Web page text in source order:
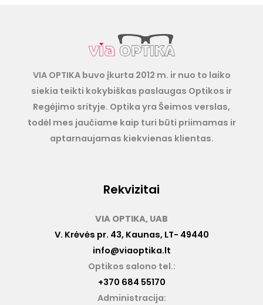
VIA OPTIKA buvo įkurta 2012 m. ir nuo to laiko
siekia teikti kokybiškas paslaugas Optikos ir
Regėjimo srityje. Optika yra Šeimos verslas,
todėl mes jaučiame kaip turi būti priimamas ir
aptarnaujamas kiekvienas klientas.
Rekvizitai
VIA OPTIKA, UAB
V. Krėvės pr. 43, Kaunas, LT- 49440
info@viaoptika.lt
Optikos salono tel.:
+370 684 55170
Administracija: